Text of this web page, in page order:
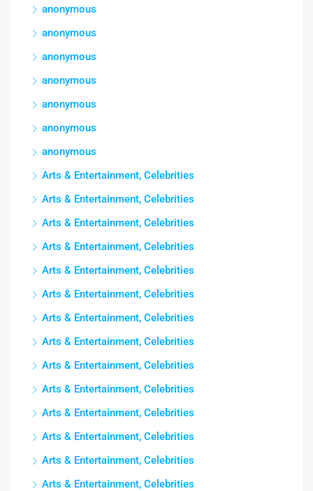
anonymous
anonymous
anonymous
anonymous
anonymous
anonymous
anonymous
Arts & Entertainment, Celebrities
Arts & Entertainment, Celebrities
Arts & Entertainment, Celebrities
Arts & Entertainment, Celebrities
Arts & Entertainment, Celebrities
Arts & Entertainment, Celebrities
Arts & Entertainment, Celebrities
Arts & Entertainment, Celebrities
Arts & Entertainment, Celebrities
Arts & Entertainment, Celebrities
Arts & Entertainment, Celebrities
Arts & Entertainment, Celebrities
Arts & Entertainment, Celebrities
Arts & Entertainment, Celebrities